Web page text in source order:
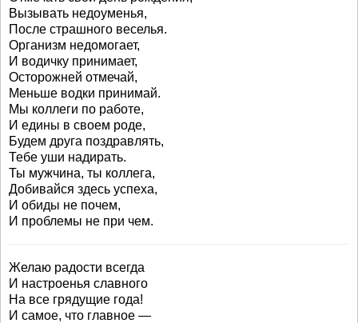
Вызывать недоуменья,
После страшного веселья.
Организм недомогает,
И водичку принимает,
Осторожней отмечай,
Меньше водки принимай.
Мы коллеги по работе,
И едины в своем роде,
Будем друга поздравлять,
Тебе уши надирать.
Ты мужчина, ты коллега,
Добивайся здесь успеха,
И обиды не почем,
И проблемы не при чем.
Желаю радости всегда
И настроенья славного
На все грядущие года!
И самое, что главное —